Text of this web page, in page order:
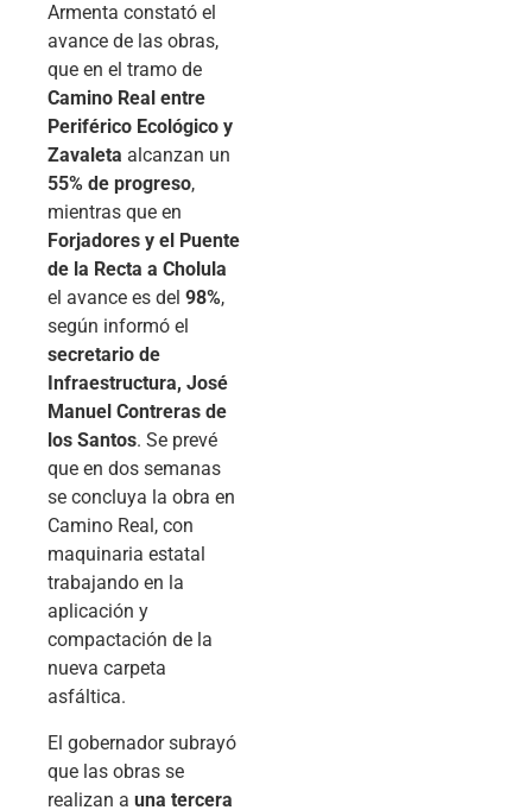
Armenta constató el
avance de las obras,
que en el tramo de
Camino Real entre
Periférico Ecológico y
Zavaleta alcanzan un
55% de progreso,
mientras que en
Forjadores y el Puente
de la Recta a Cholula
el avance es del 98%,
según informó el
secretario de
Infraestructura, José
Manuel Contreras de
los Santos. Se prevé
que en dos semanas
se concluya la obra en
Camino Real, con
maquinaria estatal
trabajando en la
aplicación y
compactación de la
nueva carpeta
asfáltica.
El gobernador subrayó
que las obras se
realizan a una tercera